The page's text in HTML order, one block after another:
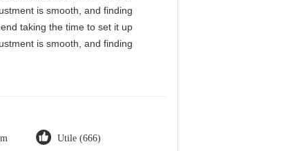
is smooth, and finding
taking the time to set it up
is smooth, and finding
Utile (666)